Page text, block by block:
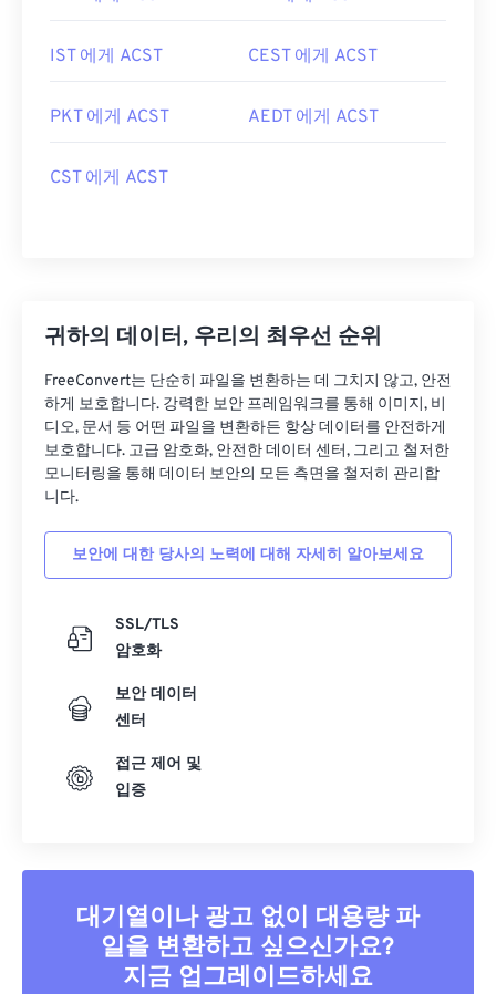
IST 에게 ACST CEST 에게 ACST
PKT 에게 ACST AEDT 에게 ACST
CST 에게 ACST
귀하의 데이터, 우리의 최우선 순위
FreeConvert는 단순히 파일을 변환하는 데 그치지 않고, 안전
하게 보호합니다. 강력한 보안 프레임워크를 통해 이미지, 비
디오, 문서 등 어떤 파일을 변환하든 항상 데이터를 안전하게
보호합니다. 고급 암호화, 안전한 데이터 센터, 그리고 철저한
모니터링을 통해 데이터 보안의 모든 측면을 철저히 관리합
니다.
보안에 대한 당사의 노력에 대해 자세히 알아보세요
SSL/TLS
암호화
보안 데이터
센터
접근 제어 및
입증
대기열이나 광고 없이 대용량 파
일을 변환하고 싶으신가요?
지금 업그레이드하세요